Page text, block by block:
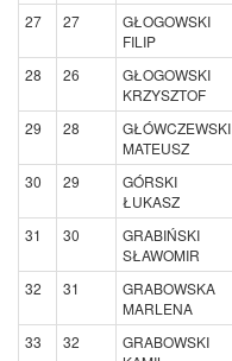
27 27
GŁOGOWSKI
FILIP
28 26
GŁOGOWSKI
KRZYSZTOF
29 28
GŁÓWCZEWSKI
MATEUSZ
30 29
GÓRSKI
ŁUKASZ
31 30
GRABIŃSKI
SŁAWOMIR
32 31
GRABOWSKA
MARLENA
33 32
GRABOWSKI